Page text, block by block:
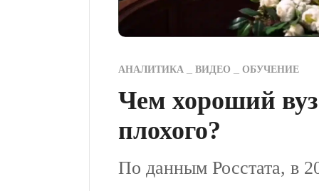
АНАЛИТИКА ВИДЕО ОБУЧЕНИЕ
Чем хороший вуз
плохого?
По данным Росстата, в